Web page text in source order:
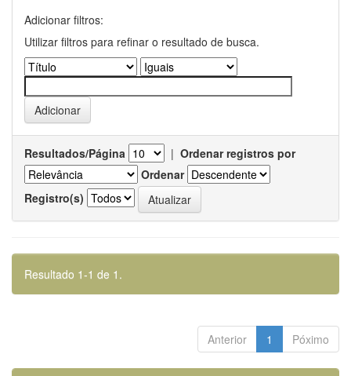
Adicionar filtros:
Utilizar filtros para refinar o resultado de busca.
Resultados/Página | Ordenar registros por
Ordenar
Registro(s)
Resultado 1-1 de 1.
Anterior 1 Póximo